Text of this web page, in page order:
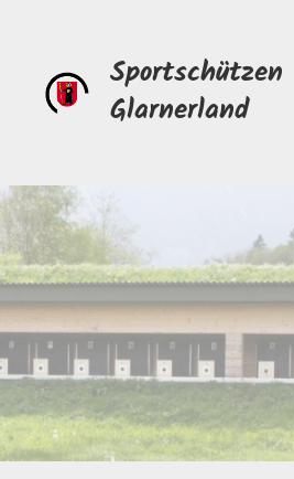
Sportschützen
Glarnerland